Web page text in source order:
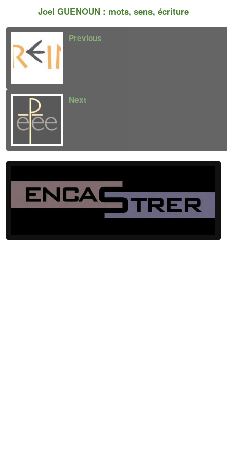
Joel GUENOUN : mots, sens, écriture
Previous
Next